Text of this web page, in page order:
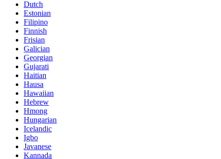
Dutch
Estonian
Filipino
Finnish
Frisian
Galician
Georgian
Gujarati
Haitian
Hausa
Hawaiian
Hebrew
Hmong
Hungarian
Icelandic
Igbo
Javanese
Kannada